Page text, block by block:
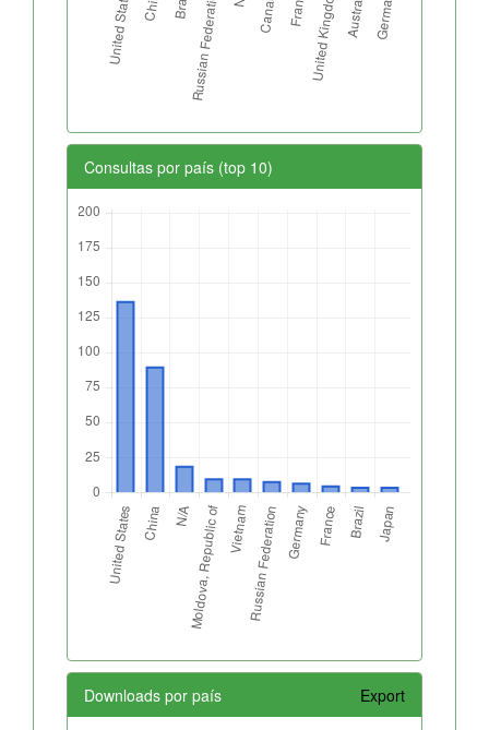
Consultas por país (top 10)
Downloads por país Export